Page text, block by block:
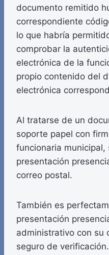
documento remitido
correspondiente
lo que habría
comprobar la
electrónica de la
propio contenido del
electrónica
Al tratarse de un
soporte papel con
funcionaria municipal,
presentación
correo postal.
También es
presentación
administrativo con su
seguro de verificación.